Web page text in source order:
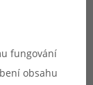
fungování
obsahu